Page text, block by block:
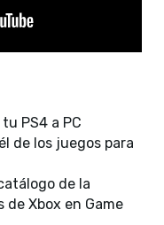
PS4 a PC
de los juegos para
de la
Xbox en Game